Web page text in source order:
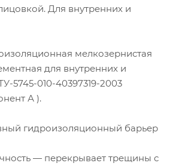
Для внутренних и
мелкозернистая
для внутренних и
5745-010-40397319-2003
А ).
гидроизоляционный барьер
— перекрывает трещины с